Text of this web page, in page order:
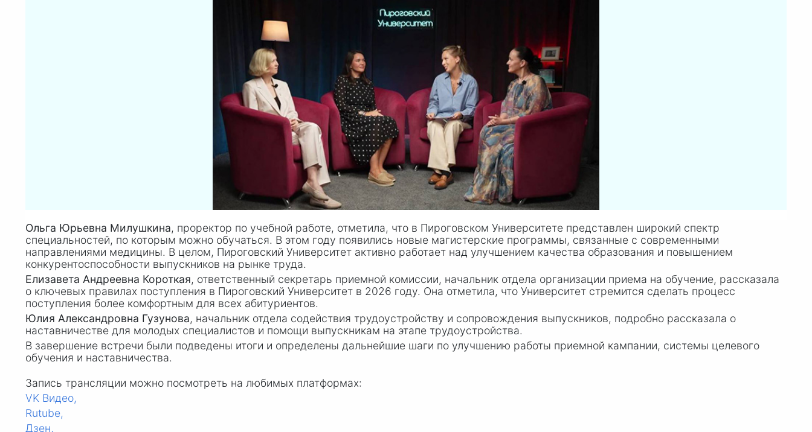
Ольга Юрьевна Милушкина, проректор по учебной работе, отметила, что в Пироговском Университете представлен широкий спектр
специальностей, по которым можно обучаться. В этом году появились новые магистерские программы, связанные с современными
направлениями медицины. В целом, Пироговский Университет активно работает над улучшением качества образования и повышением
конкурентоспособности выпускников на рынке труда.
Елизавета Андреевна Короткая, ответственный секретарь приемной комиссии, начальник отдела организации приема на обучение, рассказала
о ключевых правилах поступления в Пироговский Университет в 2026 году. Она отметила, что Университет стремится сделать процесс
поступления более комфортным для всех абитуриентов.
Юлия Александровна Гузунова, начальник отдела содействия трудоустройству и сопровождения выпускников, подробно рассказала о
наставничестве для молодых специалистов и помощи выпускникам на этапе трудоустройства.
В завершение встречи были подведены итоги и определены дальнейшие шаги по улучшению работы приемной кампании, системы целевого
обучения и наставничества.
Запись трансляции можно посмотреть на любимых платформах:
VK Видео,
Rutube,
Дзен,